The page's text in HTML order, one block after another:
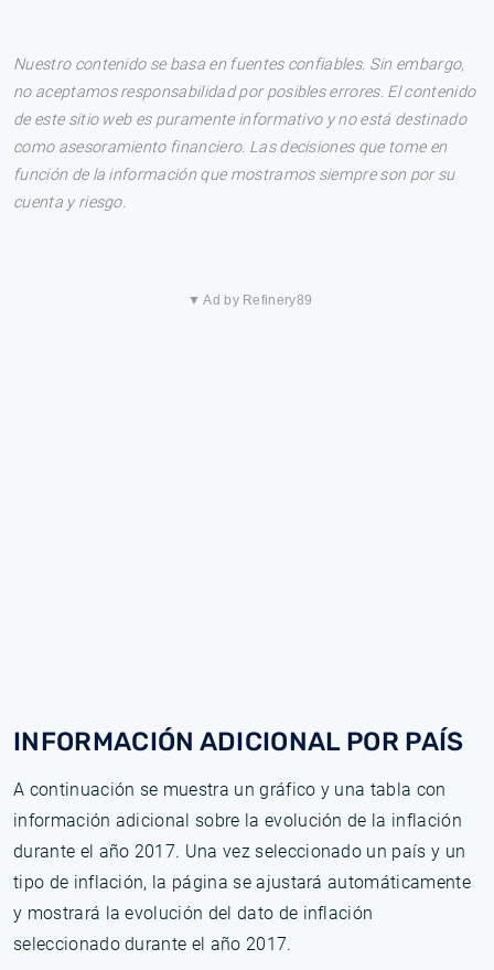
Nuestro contenido se basa en fuentes confiables. Sin embargo,
no aceptamos responsabilidad por posibles errores. El contenido
de este sitio web es puramente informativo y no está destinado
como asesoramiento financiero. Las decisiones que tome en
función de la información que mostramos siempre son por su
cuenta y riesgo.
▼ Ad by Refinery89
INFORMACIÓN ADICIONAL POR PAÍS
A continuación se muestra un gráfico y una tabla con
información adicional sobre la evolución de la inflación
durante el año 2017. Una vez seleccionado un país y un
tipo de inflación, la página se ajustará automáticamente
y mostrará la evolución del dato de inflación
seleccionado durante el año 2017.